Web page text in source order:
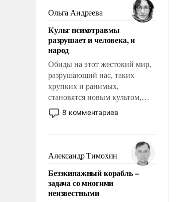
Ольга Андреева
Культ психотравмы
разрушает и человека, и
народ
Обиды на этот жестокий мир,
разрушающий нас, таких
хрупких и ранимых,
становятся новым культом,
постепенно вытесняя и
отменяя традиционное
мужественным и твердым под
ударами судьбы, брать на себя
ответственность, помогать
слабым, идти вперед и
адаптироваться.
8 комментариев
Александр Тимохин
Безэкипажный корабль –
задача со многими
неизвестными